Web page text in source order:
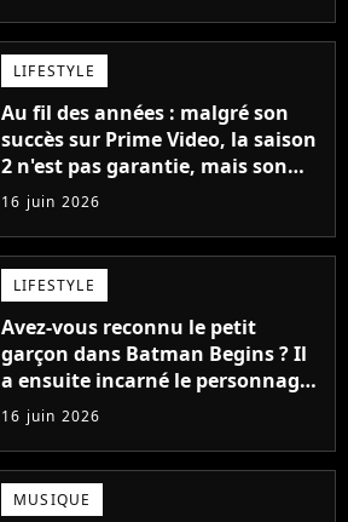
LIFESTYLE
Au fil des années : malgré son
succès sur Prime Video, la saison
2 n'est pas garantie, mais son
créateur est optimiste : "Je vois
cinq saisons"
16 juin 2026
LIFESTYLE
Avez-vous reconnu le petit
garçon dans Batman Begins ? Il
a ensuite incarné le personnage
le plus détesté de la meilleure
série de tous les temps
16 juin 2026
MUSIQUE